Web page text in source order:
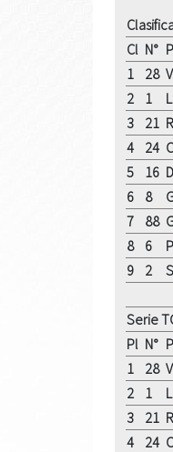
Cl N°
1
28
2
1
3
21
4
24
5
16
6
8
7
88
8
6
9
2
Serie
Pl N°
1
28
2
1
3
21
4
24